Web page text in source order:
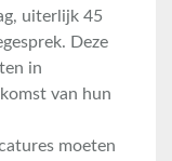
uiterlijk 45
Deze
in
van hun
moeten